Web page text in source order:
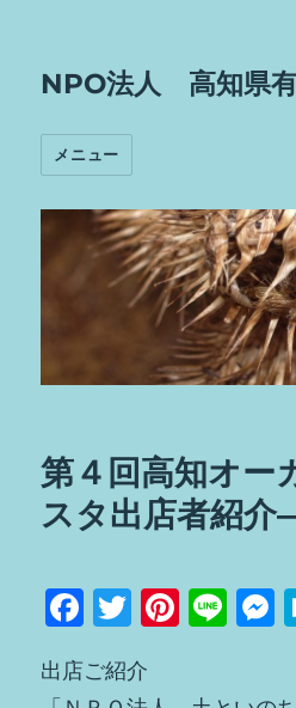
NPO法人 高知県
メニュー
第４回高知オー
スタ出店者紹
F
c
T
it
Pi
te
Li
出店ご紹介